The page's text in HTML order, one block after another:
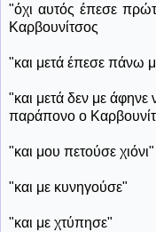
"όχι αυτός έπεσε
Καρβουνίτσος
"και μετά έπεσε πάνω
"και μετά δεν με
παράπονο ο
"και μου πετούσε χιόνι"
"και με κυνηγούσε"
"και με χτύπησε"